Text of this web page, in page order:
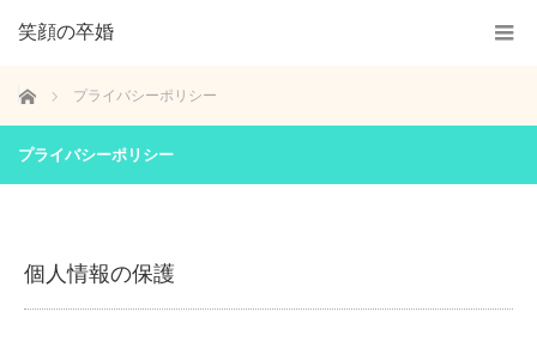
笑顔の卒婚
ホーム プライバシーポリシー
プライバシーポリシー
個人情報の保護